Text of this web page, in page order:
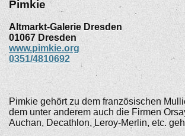
Pimkie
Altmarkt-Galerie Dresden
01067 Dresden
www.pimkie.org
0351/4810692
Pimkie gehört zu dem französischen
dem unter anderem auch die Firmen
Auchan, Decathlon, Leroy-Merlin, etc.